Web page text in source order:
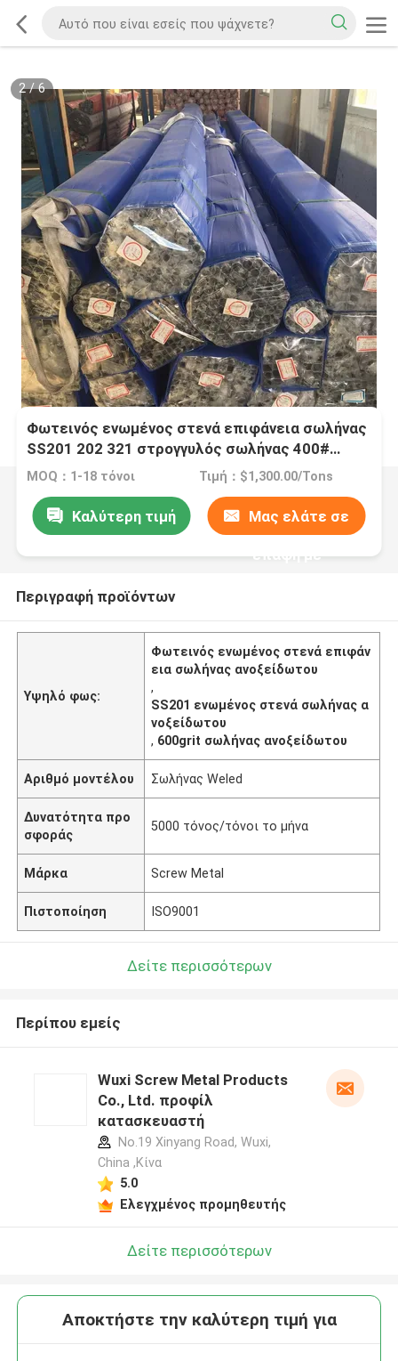
2/6
Φωτεινός ενωμένος στενά επιφάνεια σωλήνας
SS201 202 321 στρογγυλός σωλήνας 400#
600grit ανοξείδωτου
MOQ：1-18 τόνοι Τιμή：$1,300.00/Tons
Καλύτερη τιμή Μας ελάτε σε
επαφή με
Περιγραφή προϊόντων
Υψηλό φως:
Φωτεινός ενωμένος στενά επιφάν
εια σωλήνας ανοξείδωτου
,
SS201 ενωμένος στενά σωλήνας α
νοξείδωτου
, 600grit σωλήνας ανοξείδωτου
Αριθμό μοντέλου Σωλήνας Weled
Δυνατότητα προ
σφοράς
5000 τόνος/τόνοι το μήνα
Μάρκα Screw Metal
Πιστοποίηση ISO9001
Δείτε περισσότερων
Περίπου εμείς
Wuxi Screw Metal Products
Co., Ltd. προφίλ
κατασκευαστή
No.19 Xinyang Road, Wuxi,
China ,Κίνα
5.0
Ελεγχμένος προμηθευτής
Δείτε περισσότερων
Αποκτήστε την καλύτερη τιμή για